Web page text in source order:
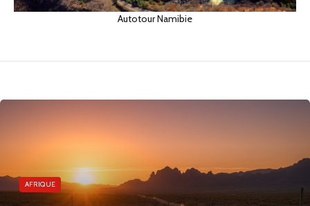
Autotour Namibie
AFRIQUE